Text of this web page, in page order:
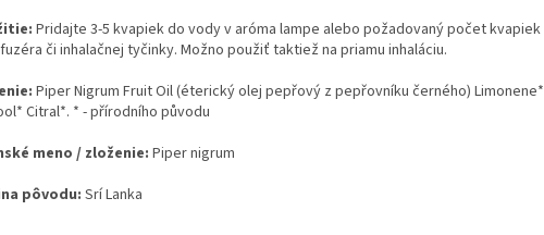
Pridajte 3-5 kvapiek do vody v aróma lampe alebo požadovaný počet kvapiek
či inhalačnej tyčinky. Možno použiť taktiež na priamu inhaláciu.
Piper Nigrum Fruit Oil (éterický olej pepřový z pepřovníku černého) Limonene*
Citral*. * - přírodního původu
meno / zloženie:Piper nigrum
pôvodu:Srí Lanka